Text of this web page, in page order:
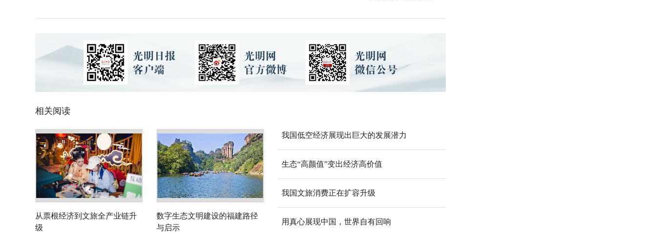
相关阅读
从票根经济到文旅全产业链升
级
数字生态文明建设的福建路径
与启示
我国低空经济展现出巨大的发展潜力
生态“高颜值”变出经济高价值
我国文旅消费正在扩容升级
用真心展现中国，世界自有回响